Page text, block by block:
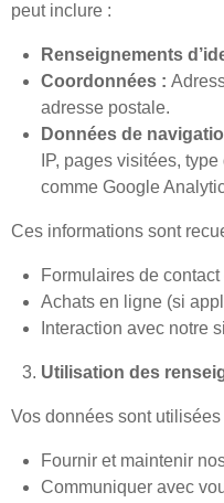
peut inclure :
Renseignements
Coordonnées :
adresse postale.
Données de
IP, pages visitées,
comme Google
Ces informations sont
Formulaires de contact
Achats en ligne (si
Interaction avec notre
Utilisation des
Vos données sont
Fournir et maintenir
Communiquer avec